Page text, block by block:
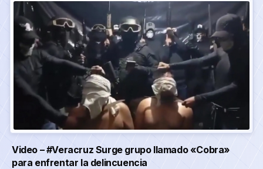
Video – #Veracruz Surge grupo llamado «Cobra»
para enfrentar la delincuencia